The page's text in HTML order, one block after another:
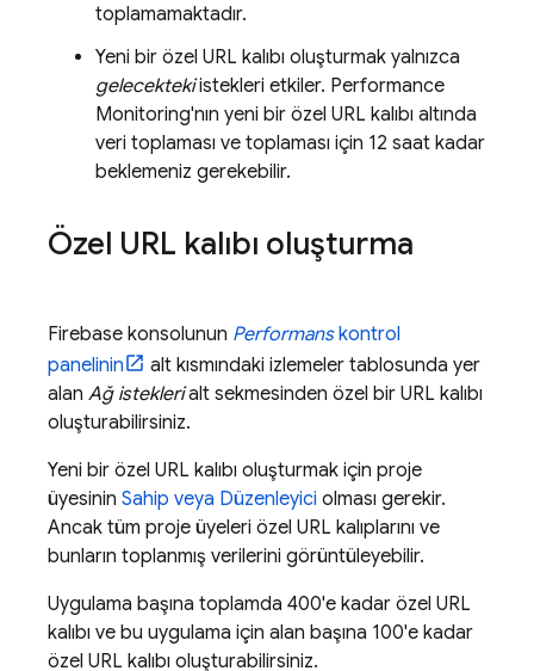
toplamamaktadır.
Yeni bir özel URL kalıbı oluşturmak yalnızca
gelecektekiistekleri etkiler. Performance
Monitoring'nın yeni bir özel URL kalıbı altında
veri toplaması ve toplaması için 12 saat kadar
beklemeniz gerekebilir.
Özel URL kalıbı oluşturma
Firebase konsolunun Performanskontrol
panelinin
alt kısmındaki izlemeler tablosunda yer
alan Ağ isteklerialt sekmesinden özel bir URL kalıbı
oluşturabilirsiniz.
Yeni bir özel URL kalıbı oluşturmak için proje
üyesinin Sahip veya Düzenleyici olması gerekir.
Ancak tüm proje üyeleri özel URL kalıplarını ve
bunların toplanmış verilerini görüntüleyebilir.
Uygulama başına toplamda 400'e kadar özel URL
kalıbı ve bu uygulama için alan başına 100'e kadar
özel URL kalıbı oluşturabilirsiniz.